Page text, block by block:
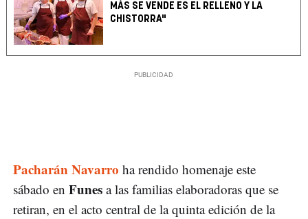
MÁS SE VENDE ES EL RELLENO Y LA
CHISTORRA"
Pacharán Navarro ha rendido homenaje este
sábado en Funes a las familias elaboradoras que se
retiran, en el acto central de la quinta edición de la